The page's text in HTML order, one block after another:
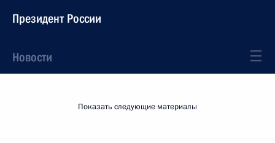
Президент России
Новости
Показать следующие материалы